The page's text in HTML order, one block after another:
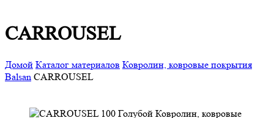
CARROUSEL
Домой Каталог материалов Ковролин, ковровые покрытия
Balsan CARROUSEL